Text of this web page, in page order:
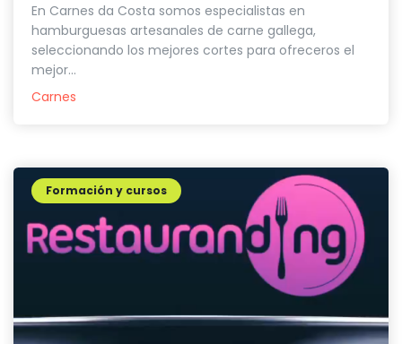
En Carnes da Costa somos especialistas en
hamburguesas artesanales de carne gallega,
seleccionando los mejores cortes para ofreceros el
mejor...
Carnes
Formación y cursos